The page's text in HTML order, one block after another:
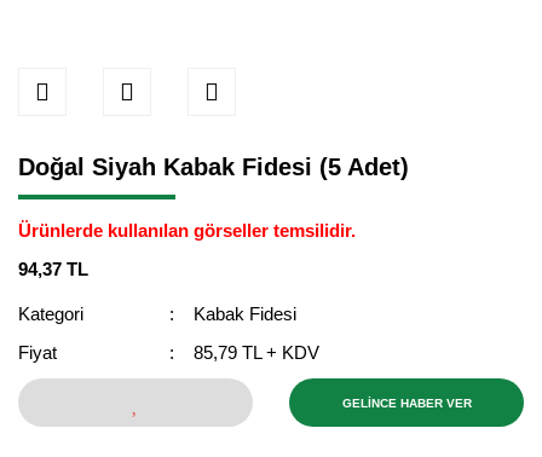
Doğal Siyah Kabak Fidesi (5 Adet)
Ürünlerde kullanılan görseller temsilidir.
94,37 TL
Kategori
Kabak Fidesi
Fiyat
85,79 TL + KDV
GELİNCE HABER VER